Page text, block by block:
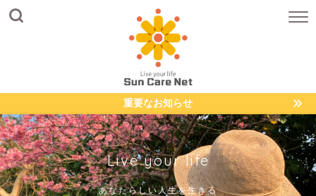
重要なお知らせ
Live your life
あなたらしい人生を生きる